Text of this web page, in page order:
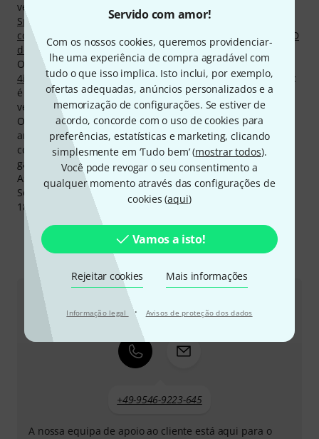
Servido com amor!
Com os nossos cookies, queremos providenciar-
lhe uma experiência de compra agradável com
tudo o que isso implica. Isto inclui, por exemplo,
ofertas adequadas, anúncios personalizados e a
memorização de configurações. Se estiver de
acordo, concorde com o uso de cookies para
preferências, estatísticas e marketing, clicando
simplesmente em ‘Tudo bem’ (mostrar todos).
Você pode revogar o seu consentimento a
qualquer momento através das configurações de
cookies (aqui)
Vamos a isto!
Rejeitar cookies Mais informações
Informação legal · Avisos de proteção dos dados
vendidos em Thomann, entre outros nas categorias
Spotlights de Teatro,Moving Heads Wash
corrente
Tripés para luzes
Equipamentos LED
de efeitoseBolas de espelhos.
O nosso destaque actual se chamaVarytec Event Par IP65
4in1 14x8W. O destaque absoluto dos produtos de Varytec
é
Varytec Wind Up 85 kg TÜV. Destes produtos já foram
vendidos mais de 20.000.
O fabricante concede a todos os produtos de Varytec 2
anos de garantia. Nós prolongamos a garantia e
concedemos aos nossos clientes três anos completos de
garantia.
As páginas de produtos de Varytec são as mais visitadas.
Somente durante o último mês foram registrados mais de
180.000 visitas de produtos do fabricante .
Eis como pode contactar-nos
Atendimento ao Cliente Portugal
+49-9546-9223-645
A nossa equipa de apoio ao cliente está aqui para o